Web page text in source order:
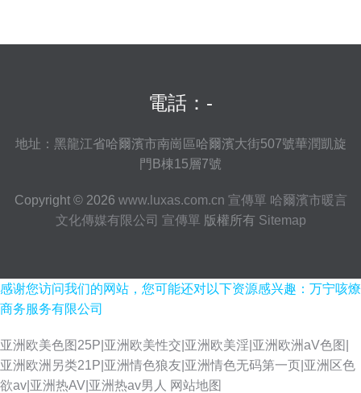
電話：-
地址：黑龍江省哈爾濱市南崗區哈爾濱大街507號華潤凱旋
門B棟15層7號
Copyright © 2026 www.luxas.com.cn 宣傳單 哈爾濱市暖言
文化傳媒有限公司 宣傳單 版權所有 Sitemap
感谢您访问我们的网站，您可能还对以下资源感兴趣：万宁咳燎
商务服务有限公司
亚洲欧美色图25P|亚洲欧美性交|亚洲欧美淫|亚洲欧洲aV色图|
亚洲欧洲另类21P|亚洲情色狼友|亚洲情色无码第一页|亚洲区色
欲av|亚洲热AV|亚洲热av男人 网站地图